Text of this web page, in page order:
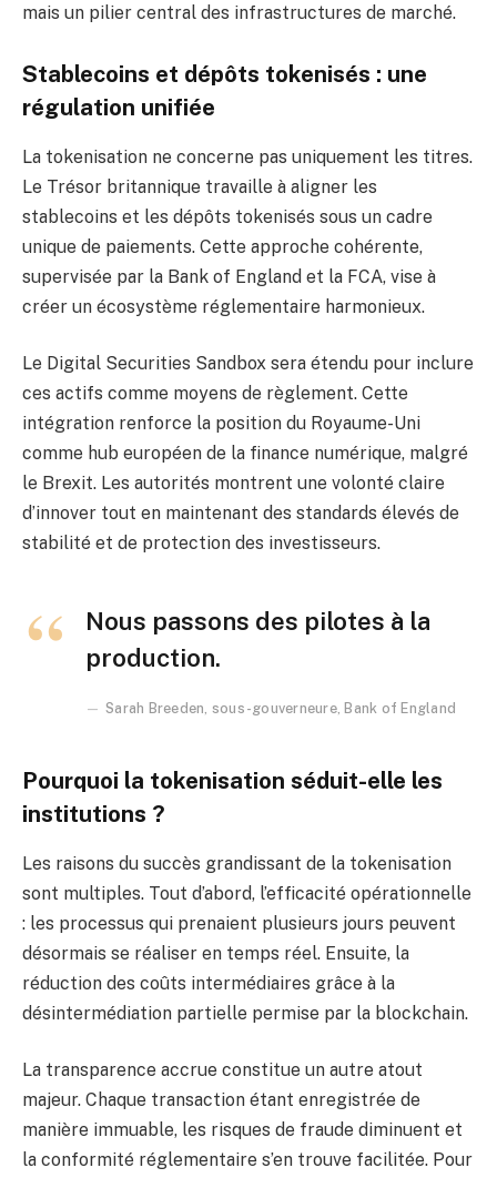
mais un pilier central des infrastructures de marché.
Stablecoins et dépôts tokenisés : une
régulation unifiée
La tokenisation ne concerne pas uniquement les titres.
Le Trésor britannique travaille à aligner les
stablecoins et les dépôts tokenisés sous un cadre
unique de paiements. Cette approche cohérente,
supervisée par la Bank of England et la FCA, vise à
créer un écosystème réglementaire harmonieux.
Le Digital Securities Sandbox sera étendu pour inclure
ces actifs comme moyens de règlement. Cette
intégration renforce la position du Royaume-Uni
comme hub européen de la finance numérique, malgré
le Brexit. Les autorités montrent une volonté claire
d’innover tout en maintenant des standards élevés de
stabilité et de protection des investisseurs.
Nous passons des pilotes à la
production.
Sarah Breeden, sous-gouverneure, Bank of England
Pourquoi la tokenisation séduit-elle les
institutions ?
Les raisons du succès grandissant de la tokenisation
sont multiples. Tout d’abord, l’efficacité opérationnelle
: les processus qui prenaient plusieurs jours peuvent
désormais se réaliser en temps réel. Ensuite, la
réduction des coûts intermédiaires grâce à la
désintermédiation partielle permise par la blockchain.
La transparence accrue constitue un autre atout
majeur. Chaque transaction étant enregistrée de
manière immuable, les risques de fraude diminuent et
la conformité réglementaire s’en trouve facilitée. Pour